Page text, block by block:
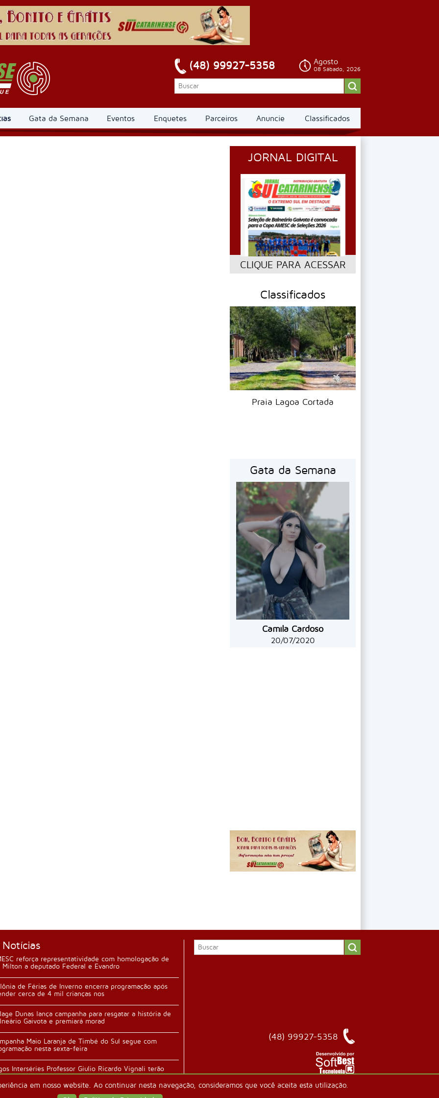
(48) 99927-5358 Agosto
08 Sábado, 2026
Gata da Semana Eventos Enquetes Parceiros Anuncie Classificados
JORNAL DIGITAL
CLIQUE PARA ACESSAR
Classificados
Praia Lagoa Cortada
Gata da Semana
Camila Cardoso
20/07/2020
em nosso website. Ao continuar nesta navegação, consideramos que você aceita esta utilização.
reforça representatividade com homologação de
Milton a deputado Federal e Evandro
de Férias de Inverno encerra programação após
cerca de 4 mil crianças nos
Dunas lança campanha para resgatar a história de
Gaivota e premiará morad
Maio Laranja de Timbé do Sul segue com
nesta sexta-feira
Interséries Professor Giulio Ricardo Vignali terão
durante festa da família n
(48) 99927-5358